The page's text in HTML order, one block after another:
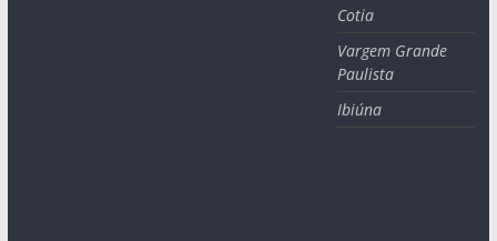
Cotia
Vargem Grande
Paulista
Ibiúna